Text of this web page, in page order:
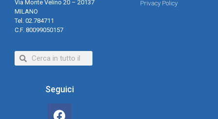
Via Monte Velino 20 – 20137
MILANO
Tel. 02.784711
C.F. 80099050157
Privacy Policy
Seguici